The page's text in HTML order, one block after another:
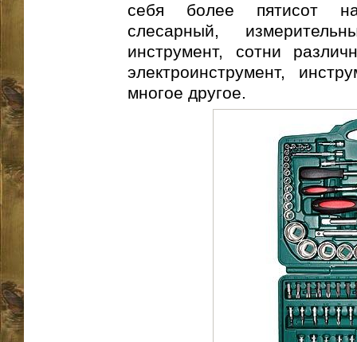
себя более пятисот
слесарный,
инструмент, сотни
электроинструмент,
многое другое.